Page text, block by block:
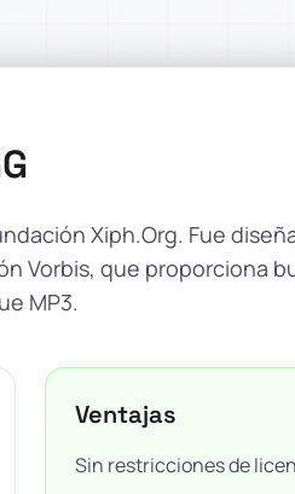
Xiph.Org. Fue
Vorbis, que proporciona
MP3.
Ventajas
Sin restricciones de